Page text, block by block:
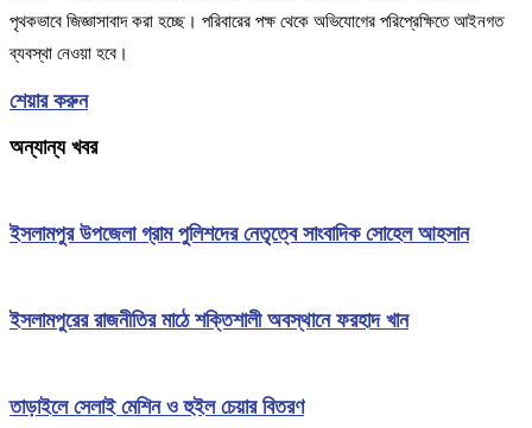
পৃথকভাবে জিজ্ঞাসাবাদ করা হচ্ছে। পরিবারের পক্ষ থেকে অভিযোগের পরিপ্রেক্ষিতে আইনগত
ব্যবস্থা নেওয়া হবে।
শেয়ার করুন
অন্যান্য খবর
ইসলামপুর উপজেলা গ্রাম পুলিশদের নেতৃত্বে সাংবাদিক সোহেল আহসান
ইসলামপুরের রাজনীতির মাঠে শক্তিশালী অবস্থানে ফরহাদ খান
তাড়াইলে সেলাই মেশিন ও হুইল চেয়ার বিতরণ